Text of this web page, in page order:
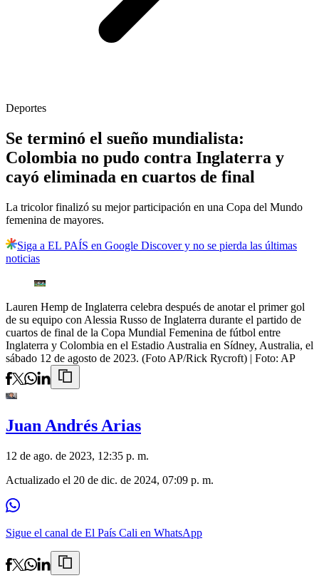
Deportes
Se terminó el sueño mundialista:
Colombia no pudo contra Inglaterra y
cayó eliminada en cuartos de final
La tricolor finalizó su mejor participación en una Copa del Mundo
femenina de mayores.
Siga a EL PAÍS en Google Discover y no se pierda las últimas
noticias
Lauren Hemp de Inglaterra celebra después de anotar el primer gol
de su equipo con Alessia Russo de Inglaterra durante el partido de
cuartos de final de la Copa Mundial Femenina de fútbol entre
Inglaterra y Colombia en el Estadio Australia en Sídney, Australia, el
sábado 12 de agosto de 2023. (Foto AP/Rick Rycroft) | Foto: AP
Juan Andrés Arias
12 de ago. de 2023, 12:35 p. m.
Actualizado el 20 de dic. de 2024, 07:09 p. m.
Sigue el canal de El País Cali en WhatsApp